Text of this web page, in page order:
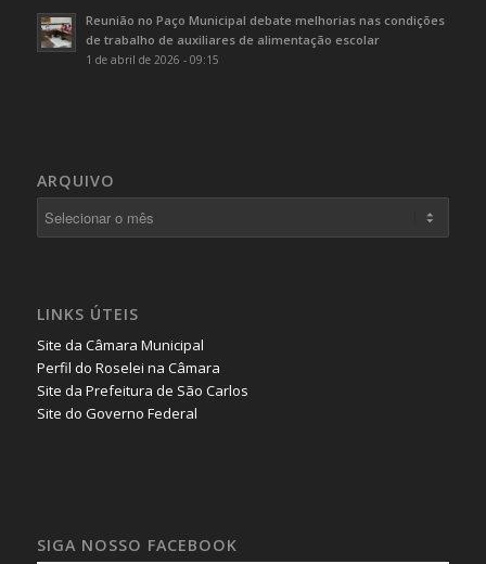
Reunião no Paço Municipal debate melhorias nas condições
de trabalho de auxiliares de alimentação escolar
1 de abril de 2026 - 09:15
ARQUIVO
LINKS ÚTEIS
Site da Câmara Municipal
Perfil do Roselei na Câmara
Site da Prefeitura de São Carlos
Site do Governo Federal
SIGA NOSSO FACEBOOK